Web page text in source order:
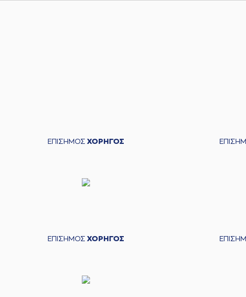
ΕΠΙΣΗΜΟΣ ΧΟΡΗΓΟΣ
ΕΠΙΣΗΜΟΣ ΧΟΡΗΓΟΣ